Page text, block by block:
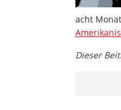
acht
Dieser